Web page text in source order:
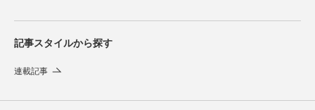
記事スタイルから探す
連載記事